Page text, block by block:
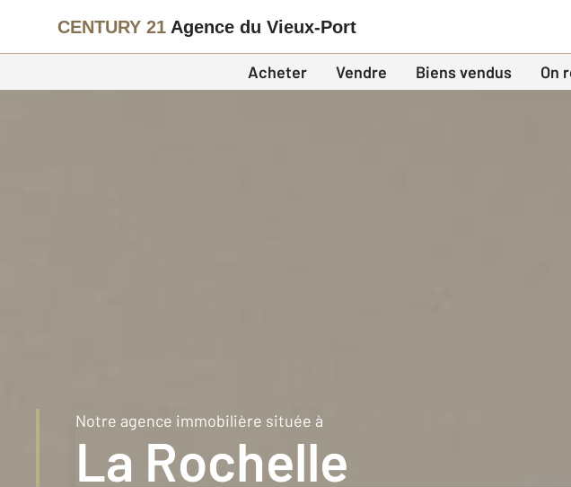
CENTURY 21 Agence du Vieux-Port
Acheter Vendre Biens vendus On
Notre agence immobilière située à
La Rochelle